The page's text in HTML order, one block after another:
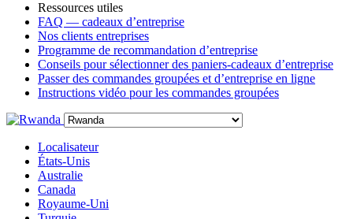
Ressources utiles
FAQ — cadeaux d’entreprise
Nos clients entreprises
Programme de recommandation d’entreprise
Conseils pour sélectionner des paniers-cadeaux d’entreprise
Passer des commandes groupées et d’entreprise en ligne
Instructions vidéo pour les commandes groupées
Localisateur
États-Unis
Australie
Canada
Royaume-Uni